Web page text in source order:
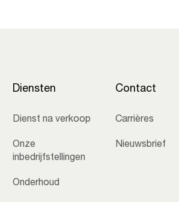
Diensten
Dienst na verkoop
Onze
inbedrijfstellingen
Onderhoud
Contact
Carrières
Nieuwsbrief